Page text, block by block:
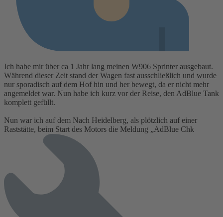
Ich habe mir über ca 1 Jahr lang meinen W906 Sprinter ausgebaut.
Während dieser Zeit stand der Wagen fast ausschließlich und wurde
nur sporadisch auf dem Hof hin und her bewegt, da er nicht mehr
angemeldet war. Nun habe ich kurz vor der Reise, den AdBlue Tank
komplett gefüllt.
Nun war ich auf dem Nach Heidelberg, als plötzlich auf einer
Raststätte, beim Start des Motors die Meldung „AdBlue Chk